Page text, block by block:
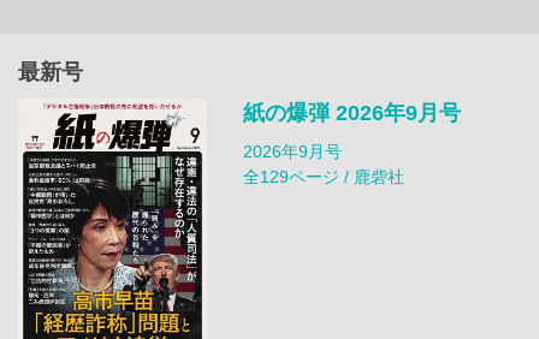
最新号
紙の爆弾 2026年9月号
2026年9月号
全129ページ / 鹿砦社